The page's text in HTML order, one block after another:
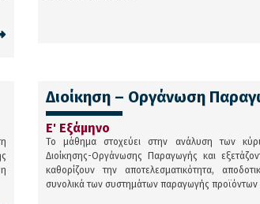
Διοίκηση – Οργάνωση
Ε' Εξάμηνο
Το μάθημα στοχεύει στην ανάλυση των
Διοίκησης-Οργάνωσης Παραγωγής και
καθορίζουν την αποτελεσματικότητα,
συνολικά των συστημάτων παραγωγής προϊόντων